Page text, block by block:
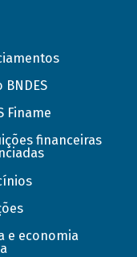
BNDES
Finame
financeiras
e economia